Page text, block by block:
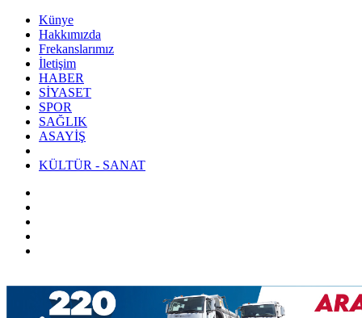
Künye
Hakkımızda
Frekanslarımız
İletişim
HABER
SİYASET
SPOR
SAĞLIK
ASAYİŞ
KÜLTÜR - SANAT